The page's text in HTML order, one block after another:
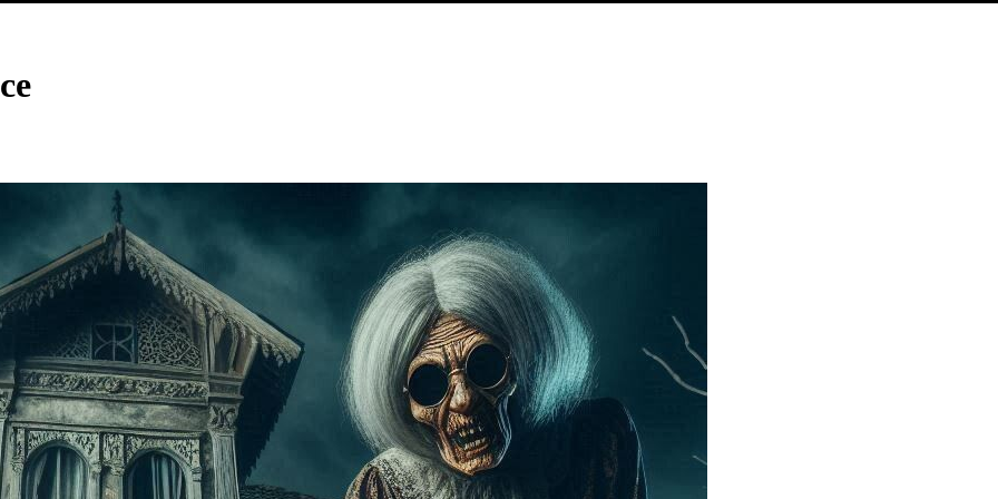
Claus Bremer, Hartmut Kirste und Lothar Sprees